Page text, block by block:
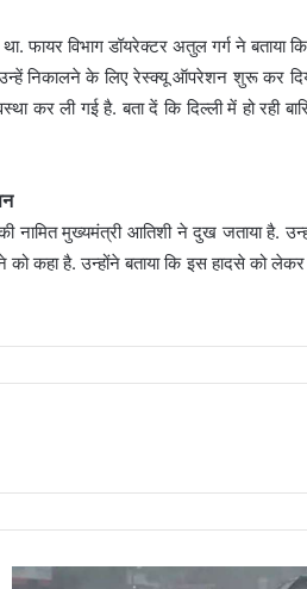
फायर विभाग डॉयरेक्टर अतुल गर्ग ने बताया
निकालने के लिए रेस्क्यू ऑपरेशन शुरू कर
कर ली गई है. बता दें कि दिल्ली में हो रही
मुख्यमंत्री आतिशी ने दुख जताया है.
को कहा है. उन्होंने बताया कि इस हादसे को